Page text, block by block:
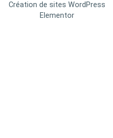
Création de sites WordPress
Elementor